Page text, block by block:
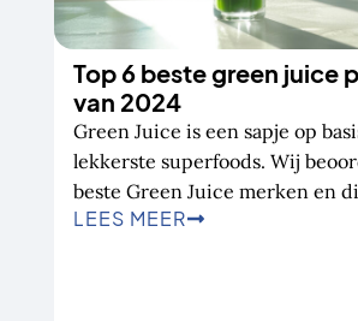
Top 6 beste green juice
van 2024
Green Juice is een sapje op
lekkerste superfoods. Wij
beste Green Juice merken en
LEES MEER